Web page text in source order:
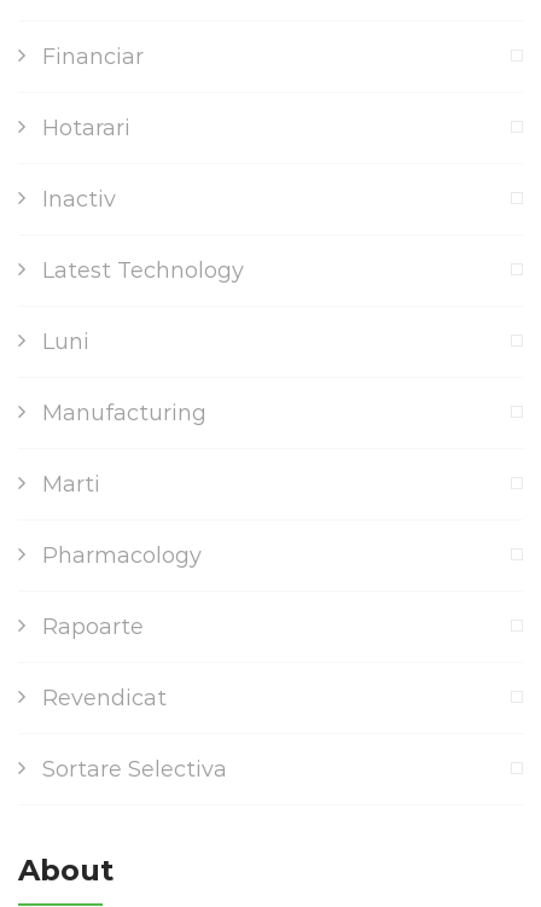
Financiar
Hotarari
Inactiv
Latest Technology
Luni
Manufacturing
Marti
Pharmacology
Rapoarte
Revendicat
Sortare Selectiva
About